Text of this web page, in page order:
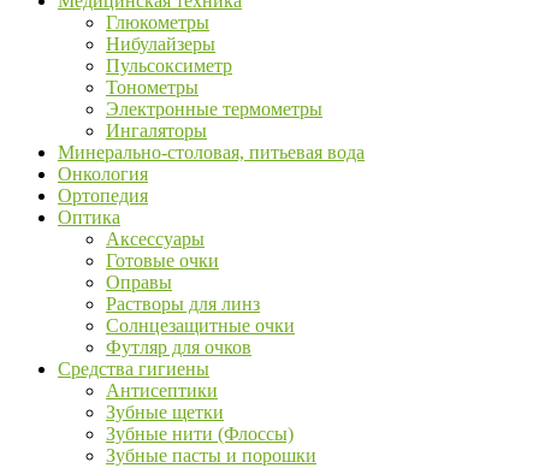
Глюкометры
Нибулайзеры
Пульсоксиметр
Тонометры
Электронные термометры
Ингаляторы
Минерально-столовая, питьевая вода
Онкология
Ортопедия
Оптика
Аксессуары
Готовые очки
Оправы
Растворы для линз
Солнцезащитные очки
Футляр для очков
Средства гигиены
Антисептики
Зубные щетки
Зубные нити (Флоссы)
Зубные пасты и порошки